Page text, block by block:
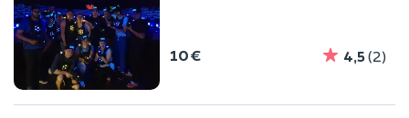
10 € 4,5(2)